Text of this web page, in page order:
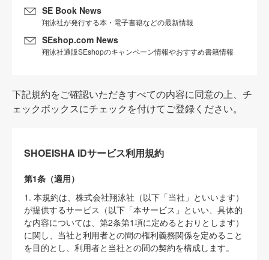
SE Book News
翔泳社が発行する本・電子書籍などの最新情報
SEshop.com News
翔泳社通販SEshopのキャンペーン情報やおすすめ書籍情報
下記規約をご確認いただきすべての内容に同意の上、チ
ェックボックスにチェックを付けてご登録ください。
SHOEISHA iDサービス利用規約
第1条（適用）
1. 本規約は、株式会社翔泳社（以下「当社」といいます）
が提供するサービス（以下「本サービス」といい、具体的
な内容については、第2条第1項に定めるとおりとします）
に関し、当社と利用者との間の権利義務関係を定めること
を目的とし、利用者と当社との間の契約を構成します。